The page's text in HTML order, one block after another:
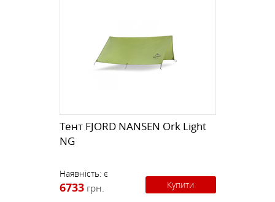
Тент FJORD NANSEN Ork Light
NG
Наявність: є
6733 грн. Купити